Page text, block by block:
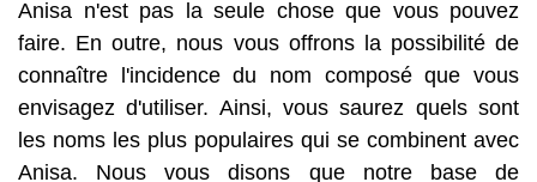
Anisa n'est pas la seule chose que vous pouvez
faire. En outre, nous vous offrons la possibilité de
connaître l'incidence du nom composé que vous
envisagez d'utiliser. Ainsi, vous saurez quels sont
les noms les plus populaires qui se combinent avec
Anisa. Nous vous disons que notre base de